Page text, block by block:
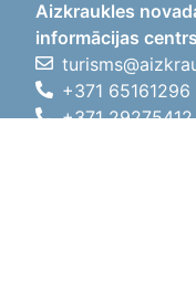
Aizkraukles
informācijas centrs
+371 65161296
+371 29275412